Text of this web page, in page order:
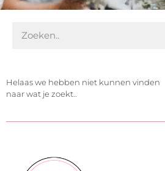
Helaas we hebben niet kunnen vinden
naar wat je zoekt..